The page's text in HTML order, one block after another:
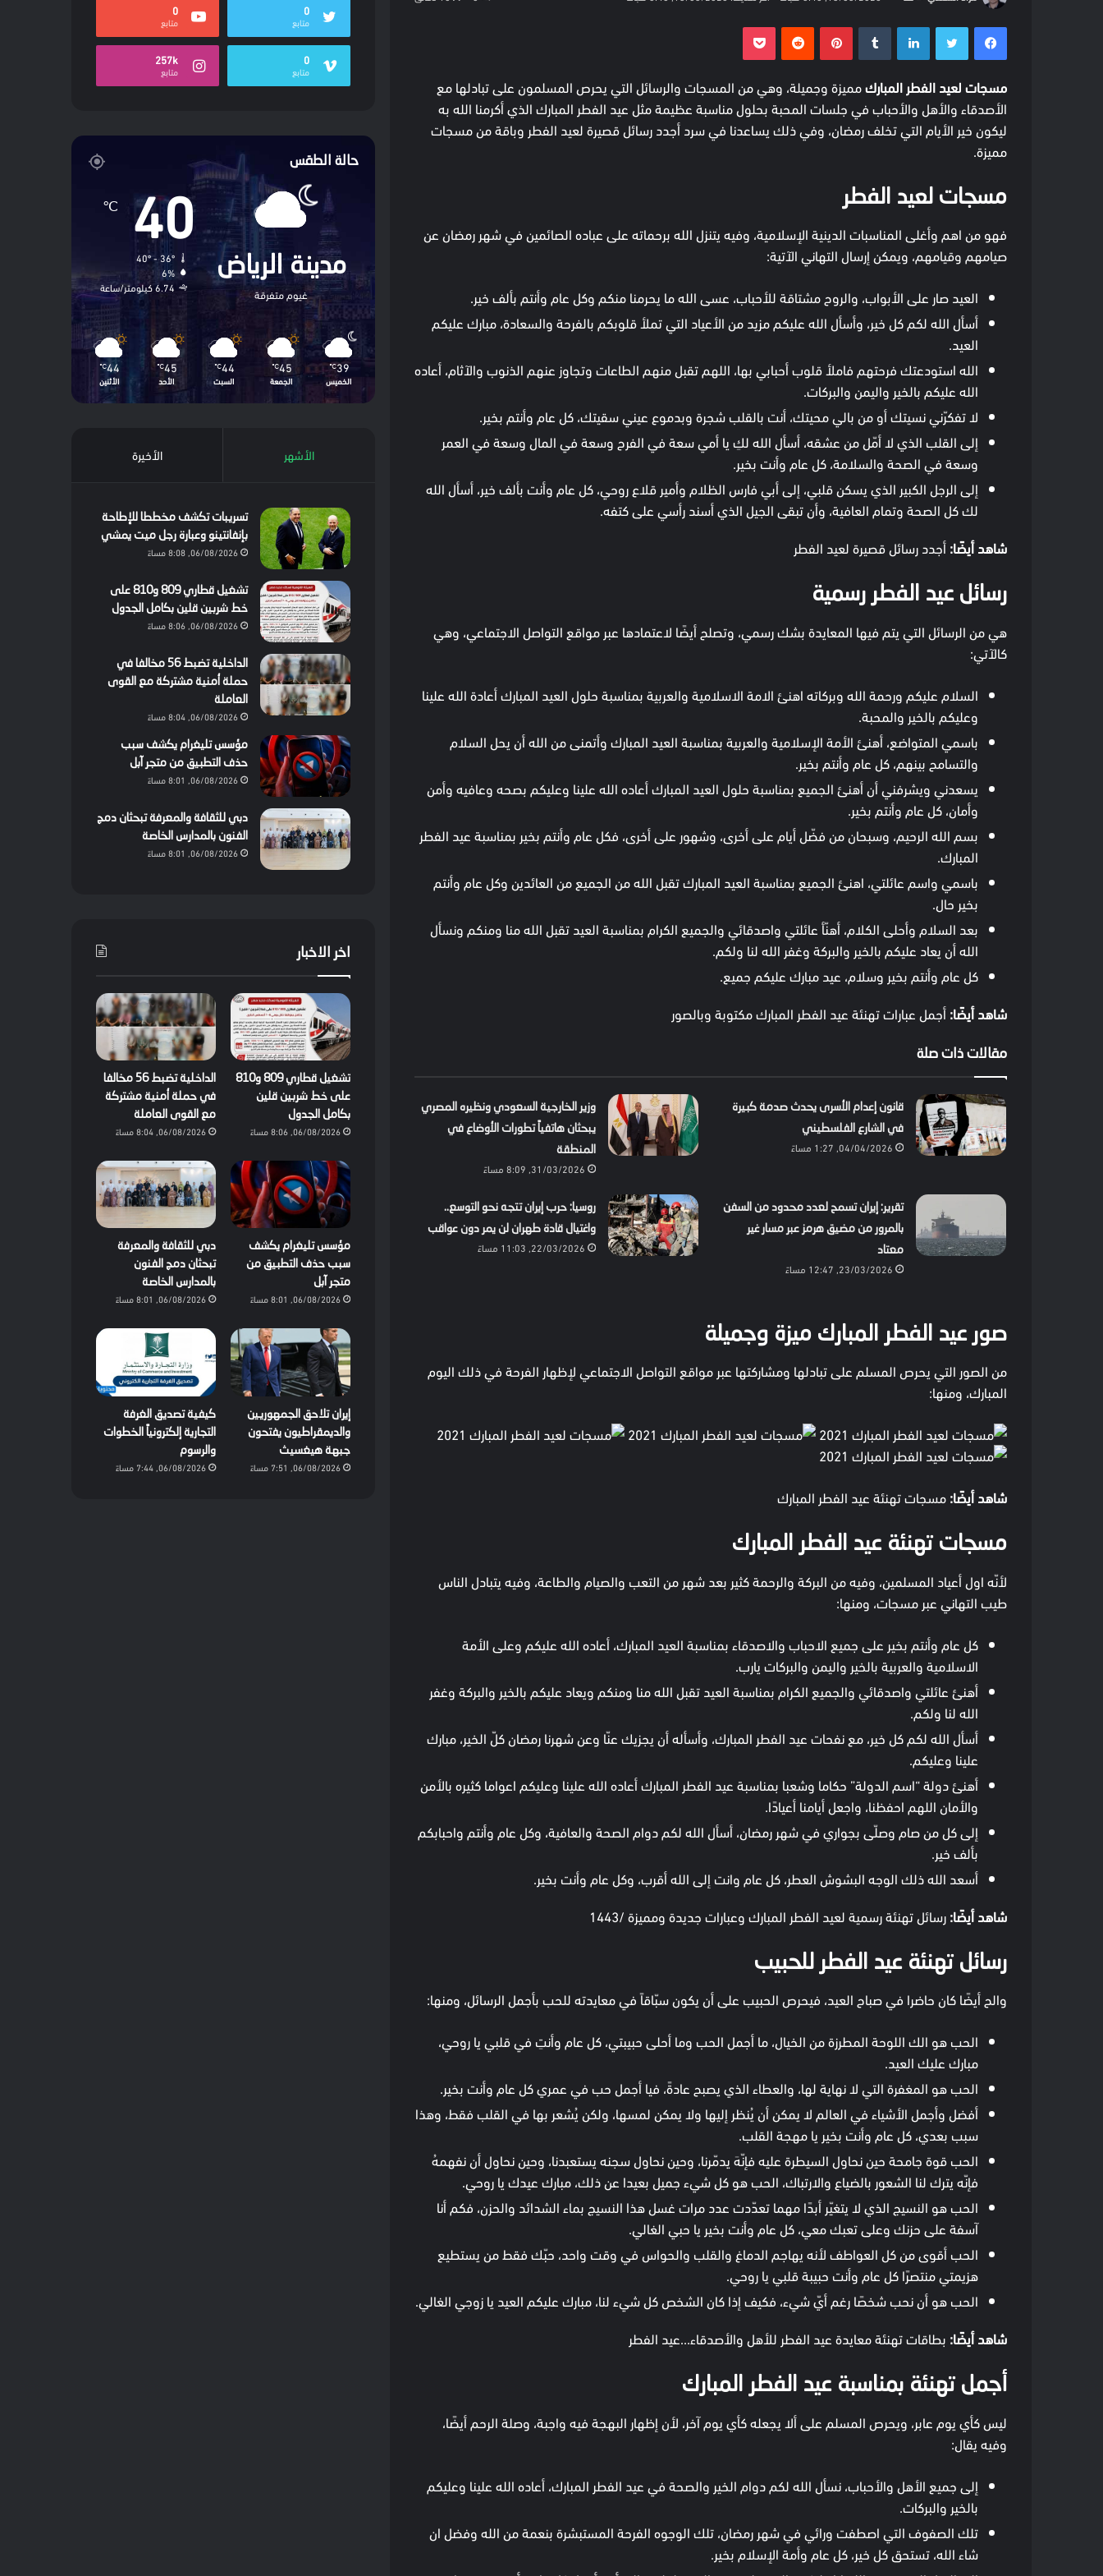
تويتر إلكترونيا
فيسبوكتويتر لينكدإن بينتيريست بوكيت
مسجات لعيد الفطر المباركمميزة وجميلة، وهي من المسجات والرسائل التي يحرص المسلمون على تبادلها مع
الأصدقاء والأهل والأحباب في جلسات المحبة بحلول مناسبة عظيمة مثل عيد الفطر المبارك الذي أكرمنا الله به
ليكون خير الأيام التي تخلف رمضان، وفي ذلك يساعدنا في سرد أجدد رسائل قصيرة لعيد الفطر وباقة من مسجات
مميزة.
مسجات لعيد الفطر
فهو من اهم وأغلى المناسبات الدينية الإسلامية، وفيه يتنزل الله برحماته على عباده الصائمين في شهر رمضان عن
صيامهم وقيامهم، ويمكن إرسال التهاني الآتية:
العيد صار على الأبواب، والروح مشتاقة للأحباب، عسى الله ما يحرمنا منكم وكل عام وأنتم بألف خير.
أسأل الله لكم كل خير، وأسأل الله عليكم مزيد من الأعياد التي تملأ قلوبكم بالفرحة والسعادة، مبارك عليكم
العيد.
الله استودعتك فرحتهم فاملأ قلوب أحبابي بها، اللهم تقبل منهم الطاعات وتجاوز عنهم الذنوب والآثام، أعاده
الله عليكم بالخير واليمن والبركات.
لا تفكرّني نسيتك أو من بالي محيتك، أنت بالقلب شجرة وبدموع عيني سقيتك، كل عام وأنتم بخير.
إلى القلب الذي لا أمّل من عشقه، أسأل الله لكِ يا أمي سعة في الفرح وسعة في المال وسعة في العمر
وسعة في الصحة والسلامة، كل عام وأنت بخير.
إلى الرجل الكبير الذي يسكن قلبي، إلى أبي فارس الظلام وأمير قلاع روحي، كل عام وأنت بألف خير، أسأل الله
لك كل الصحة وتمام العافية، وأن تبقى الجيل الذي أسند رأسي على كتفه.
شاهد أيضًا: أجدد رسائل قصيرة لعيد الفطر
رسائل عيد الفطر رسمية
هي من الرسائل التي يتم فيها المعايدة بشك رسمي، وتصلح أيضًا لاعتمادها عبر مواقع التواصل الاجتماعي، وهي
كالآتي:
السلام عليكم ورحمة الله وبركاته اهنئ الامة الاسلامية والعربية بمناسبة حلول العيد المبارك أعادة الله علينا
وعليكم بالخير والمحبة.
باسمي المتواضع، أهنئ الأمة الإسلامية والعربية بمناسبة العيد المبارك وأتمنى من الله أن يحل السلام
والتسامح بينهم، كل عام وأنتم بخير.
يسعدني ويشرفني أن أهنئ الجميع بمناسبة حلول العيد المبارك أعاده الله علينا وعليكم بصحه وعافيه وأمن
وأمان، كل عام وأنتم بخير.
بسم الله الرحيم، وسبحان من فضّل أيام على أخرى، وشهور على أخرى، فكل عام وأنتم بخير بمناسبة عيد الفطر
المبارك.
باسمي واسم عائلتي، اهنئ الجميع بمناسبة العيد المبارك تقبل الله من الجميع من العائدين وكل عام وأنتم
بخير حال.
بعد السلام وأحلى الكلام، أهنّأ عائلتي واصدقائي والجميع الكرام بمناسبة العيد تقبل الله منا ومنكم ونسأل
الله أن يعاد عليكم بالخير والبركة وغفر الله لنا ولكم.
كل عام وأنتم بخير وسلام، عيد مبارك عليكم جميع.
شاهد أيضًا: أجمل عبارات تهنئة عيد الفطر المبارك مكتوبة وبالصور
مقالات ذات صلة
قانون إعدام الأسرى يحدث صدمة كبيرة
في الشارع الفلسطيني
04/04/2026, 1:27 مساءً
وزير الخارجية السعودي ونظيره المصري
يبحثان هاتفياً تطورات الأوضاع في
المنطقة
31/03/2026, 8:09 مساءً
تقرير: إيران تسمح لعدد محدود من السفن
بالمرور من مضيق هرمز عبر مسار غير
معتاد
23/03/2026, 12:47 مساءً
روسيا: حرب إيران تتجه نحو التوسع..
واغتيال قادة طهران لن يمر دون عواقب
22/03/2026, 11:03 مساءً
صور عيد الفطر المبارك ميزة وجميلة
من الصور التي يحرص المسلم على تبادلها ومشاركتها عبر مواقع التواصل الاجتماعي لإظهار الفرحة في ذلك اليوم
المبارك، ومنها:
شاهد أيضًا: مسجات تهنئة عيد الفطر المبارك
مسجات تهنئة عيد الفطر المبارك
لأنّه اول أعياد المسلمين، وفيه من البركة والرحمة كثير بعد شهر من التعب والصيام والطاعة، وفيه يتبادل الناس
طيب التهاني عبر مسجات، ومنها:
كل عام وأنتم بخير على جميع الاحباب والاصدقاء بمناسبة العيد المبارك، أعاده الله عليكم وعلى الأمة
الاسلامية والعربية بالخير واليمن والبركات يارب.
أهنئ عائلتي واصدقائي والجميع الكرام بمناسبة العيد تقبل الله منا ومنكم ويعاد عليكم بالخير والبركة وغفر
الله لنا ولكم.
أسأل الله لكم كل خير، مع نفحات عيد الفطر المبارك، وأسأله أن يجزيك عنّا وعن شهرنا رمضان كلّ الخير، مبارك
علينا وعليكم.
أهنئ دولة “اسم الدولة” حكاما وشعبا بمناسبة عيد الفطر المبارك أعاده الله علينا وعليكم اعواما كثيره بالأمن
والأمان اللهم احفظنا، واجعل أيامنا أعيادًا.
إلى كل من صام وصلّى بجواري في شهر رمضان، أسأل الله لكم دوام الصحة والعافية، وكل عام وأنتم واحبابكم
بألف خير.
أسعد الله ذلك الوجه البشوش العطر، كل عام وانت إلى الله أقرب، وكل عام وأنت بخير.
شاهد أيضًا: رسائل تهنئة رسمية لعيد الفطر المبارك وعبارات جديدة ومميزة /1443
رسائل تهنئة عيد الفطر للحبيب
والح أيضًا كان حاضرا في صباح العيد، فيحرص الحبيب على أن يكون سبّاقاً في معايدته للحب بأجمل الرسائل، ومنها:
الحب هو الك اللوحة المطرزة من الخيال، ما أجمل الحب وما أحلى حبيبتي، كل عام وأنتِ في قلبي يا روحي،
مبارك عليك العيد.
الحب هو المغفرة التي لا نهاية لها، والعطاء الذي يصبح عادةً، فيا أجمل حب في عمري كل عام وأنت بخير.
أفضل وأجمل الأشياء في العالم لا يمكن أن يُنظر إليها ولا يمكن لمسها، ولكن يُشعر بها في القلب فقط، وهذا
سبب بعدي، كل عام وأنت بخير يا مهجة القلب.
الحب قوة جامحة حين نحاول السيطرة عليه فإنّهَ يدمّرنا، وحين نحاول سجنه يستعبدنا، وحين نحاول أن نفهمهُ
فإنّه يترك لنا الشعور بالضياع والارتباك، الحب هو كل شيء جميل بعيدا عن ذلك، مبارك عيدك يا روحي.
الحب هو النسيج الذي لا يتغيّر أبدًا مهما تعدّدت عدد مرات غسل هذا النسيج بماء الشدائد والحزن، فكم أنا
آسفة على حزنك وعلى تعبك معي، كل عام وأنت بخير يا حبي الغالي.
الحب أقوى من كل العواطف لأنه يهاجم الدماغ والقلب والحواس في وقت واحد، حبّك فقط من يستطيع
هزيمتي منتصرًا كل عام وأنت حبيبة قلبي يا روحي.
الحب هو أن نحب شخصًا رغم أيّ شيء، فكيف إذا كان الشخص كل شيء لنا، مبارك عليكم العيد يا زوجي الغالي.
شاهد أيضًا: بطاقات تهنئة معايدة عيد الفطر للأهل والأصدقاء…عيد الفطر
أجمل تهنئة بمناسبة عيد الفطر المبارك
ليس كأي يوم عابر، ويحرص المسلم على ألا يجعله كأي يوم آخر، لأن إظهار البهجة فيه واجبة، وصلة الرحم أيضًا،
وفيه يقال:
إلى جميع الأهل والأحباب، نسأل الله لكم دوام الخير والصحة في عيد الفطر المبارك، أعاده الله علينا وعليكم
بالخير والبركات.
تلك الصفوف التي اصطفت ورائي في شهر رمضان، تلك الوجوه الفرحة المستبشرة بنعمة من الله وفضل ان
شاء الله، تستحق كل خير، كل عام وأمة الإسلام بخير.
0
متابع
0
متابع
0
متابع
257k
متابع
حالة الطقس
مدينة الرياض
غيوم متفرقة
40
℃
40º - 36º
6%
6.74 كيلومتر/ساعة
39
℃
الخميس
45
℃
الجمعة
44
℃
السبت
45
℃
الأحد
44
℃
الأثنين
الأشهر الأخيرة
تسريبات تكشف مخططا للإطاحة
بإنفانتينو وعبارة رجل ميت يمشي
06/08/2026, 8:08 مساءً
تشغيل قطاري 809 و810 على
خط شربين قلين بكامل الجدول
06/08/2026, 8:06 مساءً
الداخلية تضبط 56 مخالفا في
حملة أمنية مشتركة مع القوى
العاملة
06/08/2026, 8:04 مساءً
مؤسس تليغرام يكشف سبب
حذف التطبيق من متجر آبل
06/08/2026, 8:01 مساءً
دبي للثقافة والمعرفة تبحثان دمج
الفنون بالمدارس الخاصة
06/08/2026, 8:01 مساءً
اخر الاخبار
تشغيل قطاري 809 و810
على خط شربين قلين
بكامل الجدول
06/08/2026, 8:06 مساءً
الداخلية تضبط 56 مخالفا
في حملة أمنية مشتركة
مع القوى العاملة
06/08/2026, 8:04 مساءً
مؤسس تليغرام يكشف
سبب حذف التطبيق من
متجر آبل
06/08/2026, 8:01 مساءً
دبي للثقافة والمعرفة
تبحثان دمج الفنون
بالمدارس الخاصة
06/08/2026, 8:01 مساءً
إيران تلاحق الجمهوريين
والديمقراطيون يفتحون
جبهة هيغسيث
06/08/2026, 7:51 مساءً
كيفية تصديق الغرفة
التجارية إلكترونياً الخطوات
والرسوم
06/08/2026, 7:44 مساءً